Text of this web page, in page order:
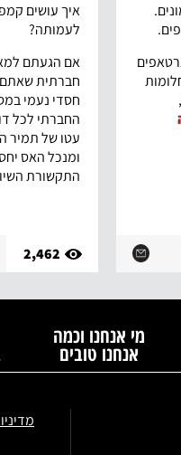
איך עושים
לעמותה?
אם הגעתם
חברתית
חסדי נעמי
החברתי לכל
עטו של תמיר
ומנכל האס
התקשורת
2,462
מי אנחנו וכמה
אנחנו טובים